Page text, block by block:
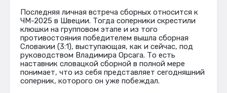
Последняя личная встреча сборных относится к
ЧМ-2025 в Швеции. Тогда соперники скрестили
клюшки на групповом этапе и из того
противостояния победителем вышла сборная
Словакии (3:1), выступающая, как и сейчас, под
руководством Владимира Орсага. То есть
наставник словацкой сборной в полной мере
понимает, что из себя представляет сегодняшний
соперник, которого он уже побеждал.